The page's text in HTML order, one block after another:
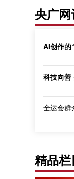
央广
AI创作的
科技向善
全运会群
精品栏